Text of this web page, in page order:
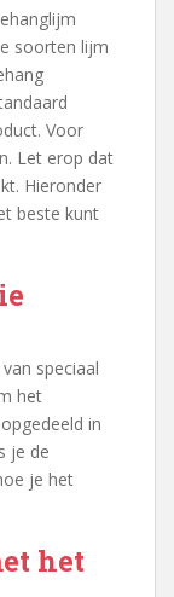
soorten lijm
Voor
Let erop dat
Hieronder
beste kunt
speciaal
het
in
je de
je het
het